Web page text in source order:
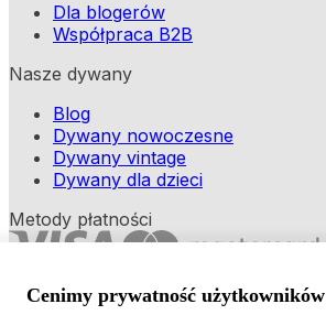
Dla blogerów
Współpraca B2B
Nasze dywany
Blog
Dywany nowoczesne
Dywany vintage
Dywany dla dzieci
Metody płatności
Cenimy prywatność użytkowników